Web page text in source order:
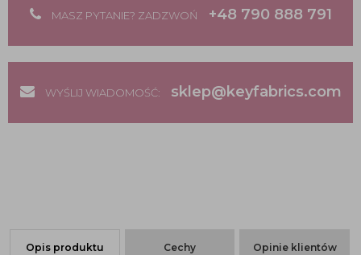
MASZ PYTANIE? ZADZWOŃ +48 790 888 791
WYŚLIJ WIADOMOŚĆ: sklep@keyfabrics.com
Opis produktu Cechy Opinie klientów